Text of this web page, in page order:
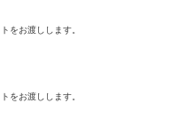
をお渡しします。
をお渡しします。